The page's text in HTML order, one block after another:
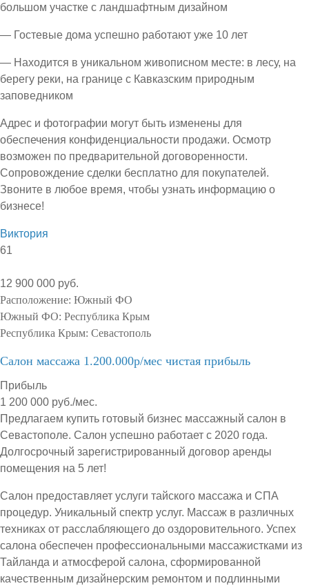
большом участке с ландшафтным дизайном
— Гостевые дома успешно работают уже 10 лет
— Находится в уникальном живописном месте: в лесу, на
берегу реки, на границе с Кавказским природным
заповедником
Адрес и фотографии могут быть изменены для
обеспечения конфиденциальности продажи. Осмотр
возможен по предварительной договоренности.
Сопровождение сделки бесплатно для покупателей.
Звоните в любое время, чтобы узнать информацию о
бизнесе!
Виктория
61
12 900 000 руб.
Расположение: Южный ФО
Южный ФО: Республика Крым
Республика Крым: Севастополь
Салон массажа 1.200.000р/мес чистая прибыль
Прибыль
1 200 000 руб./мес.
Предлагаем купить готовый бизнес массажный салон в
Севастополе. Салон успешно работает с 2020 года.
Долгосрочный зарегистрированный договор аренды
помещения на 5 лет!
Салон предоставляет услуги тайского массажа и СПА
процедур. Уникальный спектр услуг. Массаж в различных
техниках от расслабляющего до оздоровительного. Успех
салона обеспечен профессиональными массажистками из
Тайланда и атмосферой салона, сформированной
качественным дизайнерским ремонтом и подлинными